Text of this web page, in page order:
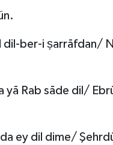
dil-ber-i ṣarrāfdan/
Rab sāde dil/
ey dil dime/